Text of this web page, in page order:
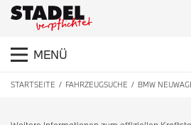
MENÜ
STARTSEITE FAHRZEUGSUCHE BMW